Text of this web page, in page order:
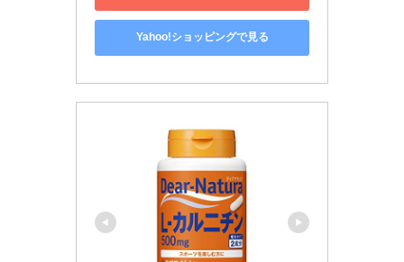
Yahoo!ショッピングで見る